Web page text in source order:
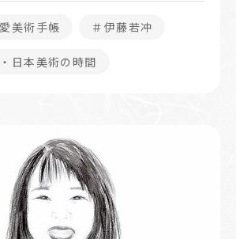
美術手帳 ＃伊藤若冲
日本美術の時間